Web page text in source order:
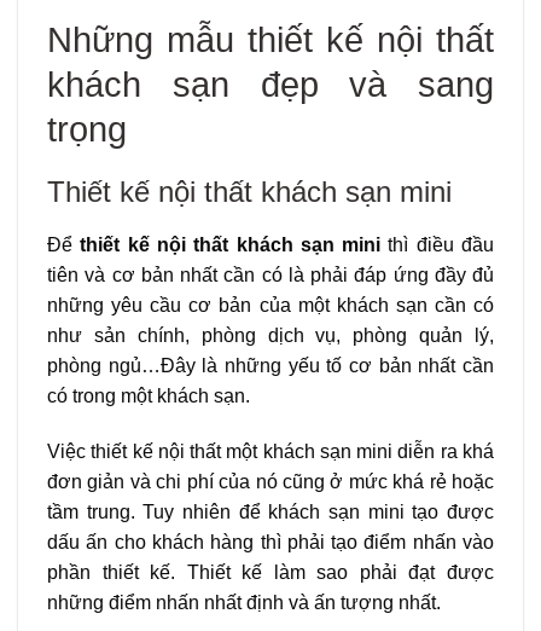
Những mẫu thiết kế nội thất
khách sạn đẹp và sang
trọng
Thiết kế nội thất khách sạn mini
Đểthiết kế nội thất khách sạn mini thì điều đầu
tiên và cơ bản nhất cần có là phải đáp ứng đầy đủ
những yêu cầu cơ bản của một khách sạn cần có
như sản chính, phòng dịch vụ, phòng quản lý,
phòng ngủ…Đây là những yếu tố cơ bản nhất cần
có trong một khách sạn.
Việc thiết kế nội thất một khách sạn mini diễn ra khá
đơn giản và chi phí của nó cũng ở mức khá rẻ hoặc
tầm trung. Tuy nhiên để khách sạn mini tạo được
dấu ấn cho khách hàng thì phải tạo điểm nhấn vào
phần thiết kế. Thiết kế làm sao phải đạt được
những điểm nhấn nhất định và ấn tượng nhất.